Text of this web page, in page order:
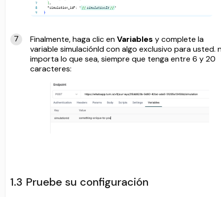
Finalmente, haga clic enVariables y complete la
variable simulaciónId con algo exclusivo para usted.
importa lo que sea, siempre que tenga entre 6 y 20
caracteres:
1.3 Pruebe su configuración